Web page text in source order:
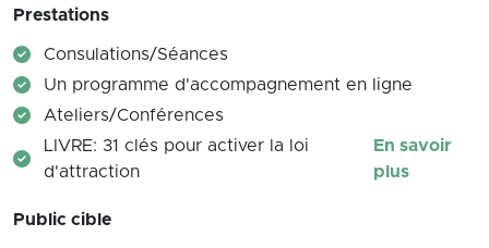
Prestations
Consulations/Séances
Un programme d'accompagnement en ligne
Ateliers/Conférences
LIVRE: 31 clés pour activer la loi
d'attraction
En savoir
plus
Public cible